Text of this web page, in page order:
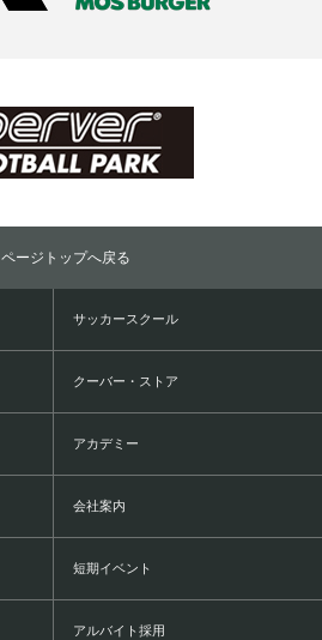
ページトップへ戻る
サッカースクール
クーバー・ストア
アカデミー
会社案内
短期イベント
アルバイト採用